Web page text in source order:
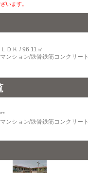
います。
ＤＫ / 96.11㎡
ンション/鉄骨鉄筋コンクリート
ンション/鉄骨鉄筋コンクリート